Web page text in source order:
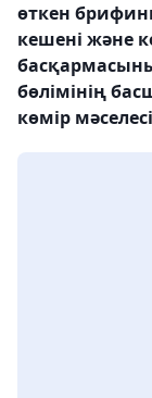
өткен
кешені және
бөлімінің
көмір